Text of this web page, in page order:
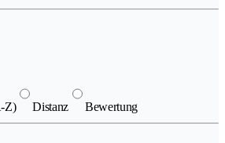
Z) Distanz Bewertung